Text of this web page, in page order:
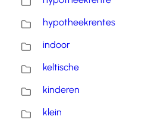
hypotheekrentes
indoor
keltische
kinderen
klein